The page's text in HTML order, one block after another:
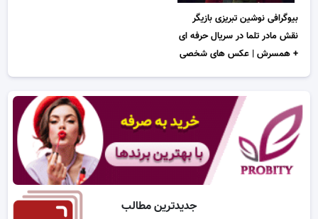
بیوگرافی نوشین تبریزی بازیگر
نقش مادر تلما در سریال حرفه ای
+ همسرش | عکس های شخصی
جدیدترین مطالب